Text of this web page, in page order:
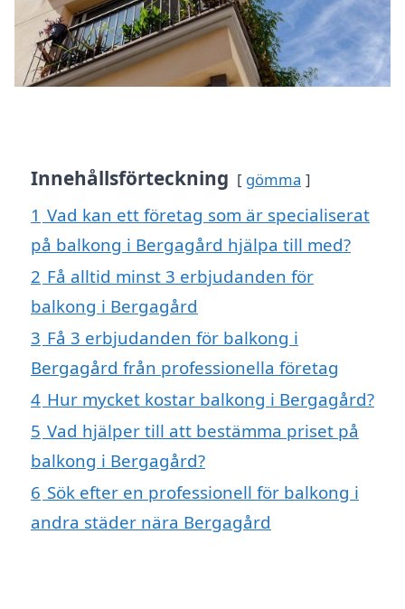
Innehållsförteckning gömma
1 Vad kan ett företag som är specialiserat
på balkong i Bergagård hjälpa till med?
2 Få alltid minst 3 erbjudanden för
balkong i Bergagård
3 Få 3 erbjudanden för balkong i
Bergagård från professionella företag
4 Hur mycket kostar balkong i Bergagård?
5 Vad hjälper till att bestämma priset på
balkong i Bergagård?
6 Sök efter en professionell för balkong i
andra städer nära Bergagård